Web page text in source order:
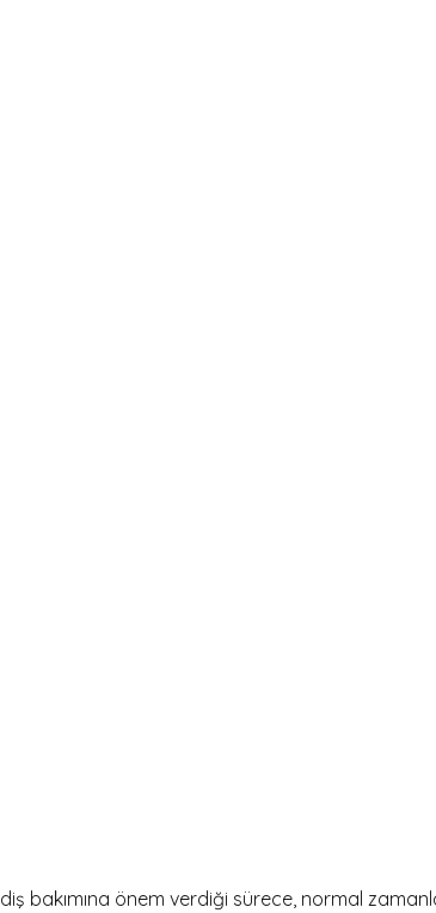
bakımına önem verdiği sürece, normal